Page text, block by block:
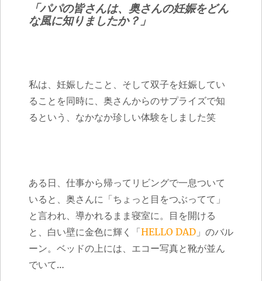
「パパの皆さんは、奥さんの妊娠をどん
な風に知りましたか？」
私は、妊娠したこと、そして双子を妊娠してい
ることを同時に、奥さんからのサプライズで知
るという、なかなか珍しい体験をしました笑
ある日、仕事から帰ってリビングで一息ついて
いると、奥さんに「ちょっと目をつぶってて」
と言われ、導かれるまま寝室に。目を開ける
と、白い壁に金色に輝く「HELLO DAD」のバル
ーン。ベッドの上には、エコー写真と靴が並ん
でいて…